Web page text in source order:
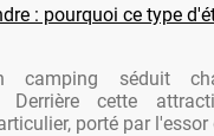
: pourquoi ce type
camping séduit
Derrière cette
porté par